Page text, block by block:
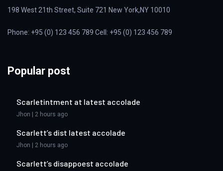
198 West 21th Street, Suite 721 New York,NY 10010
Phone: +95 (0) 123 456 789 Cell: +95 (0) 123 456 789
Popular post
Scarletintment at latest accolade
Jhon | 2 hours ago
Scarlett’s dist latest accolade
Jhon | 2 hours ago
Scarlett’s disappoest accolade